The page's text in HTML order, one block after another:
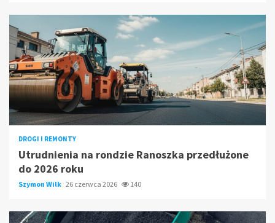
DROGI I REMONTY
Utrudnienia na rondzie Ranoszka przedłużone
do 2026 roku
Szymon Wilk 26 czerwca 2026 140